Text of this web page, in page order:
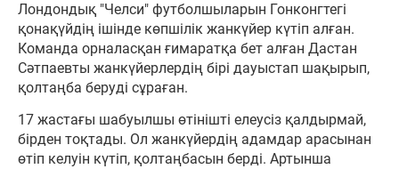
Лондондық "Челси" футболшыларын Гонконгтегі
қонақүйдің ішінде көпшілік жанкүйер күтіп алған.
Команда орналасқан ғимаратқа бет алған Дастан
Сәтпаевты жанкүйерлердің бірі дауыстап шақырып,
қолтаңба беруді сұраған.
17 жастағы шабуылшы өтінішті елеусіз қалдырмай,
бірден тоқтады. Ол жанкүйердің адамдар арасынан
өтіп келуін күтіп, қолтаңбасын берді. Артынша